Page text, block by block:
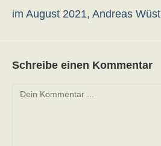
im August 2021, Andreas Wüst
Schreibe einen Kommentar
Kommentieren